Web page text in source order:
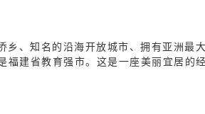
乡、知名的沿海开放城市、拥有亚洲最
建省教育强市。这是一座美丽宜居的